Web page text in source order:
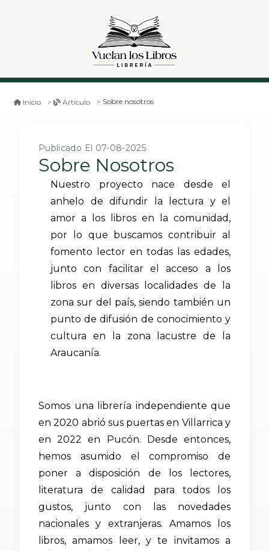
Inicio Artículo Sobre nosotros
Publicado El 07-08-2025
Sobre Nosotros
Nuestro proyecto nace desde el
anhelo de difundir la lectura y el
amor a los libros en la comunidad,
por lo que buscamos contribuir al
fomento lector en todas las edades,
junto con facilitar el acceso a los
libros en diversas localidades de la
zona sur del país, siendo también un
punto de difusión de conocimiento y
cultura en la zona lacustre de la
Araucanía.
Somos una librería independiente que
en 2020 abrió sus puertas en Villarrica y
en 2022 en Pucón. Desde entonces,
hemos asumido el compromiso de
poner a disposición de los lectores,
literatura de calidad para todos los
gustos, junto con las novedades
nacionales y extranjeras. Amamos los
libros, amamos leer, y te invitamos a